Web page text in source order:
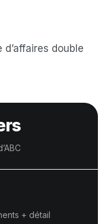
double
+ détail